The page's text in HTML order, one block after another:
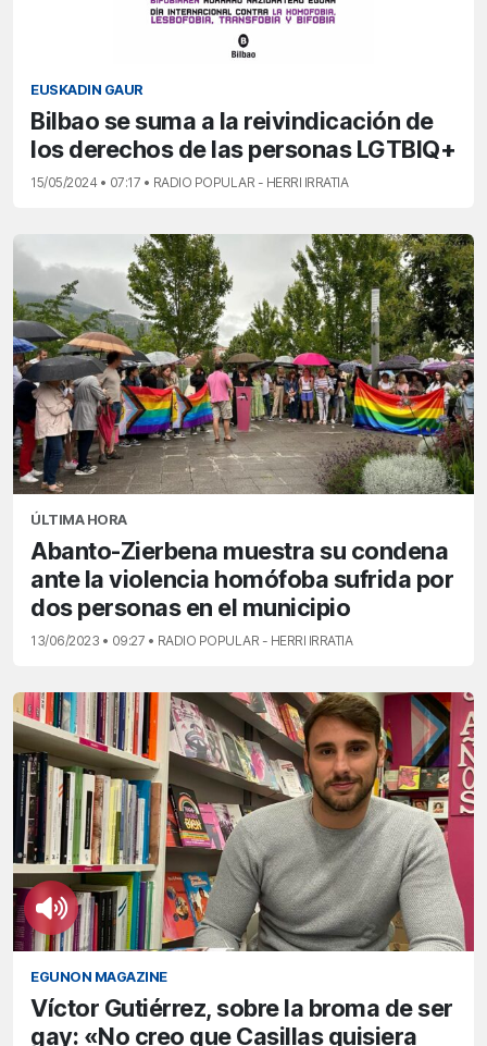
EUSKADIN GAUR
Bilbao se suma a la reivindicación de
los derechos de las personas LGTBIQ+
15/05/2024 • 07:17 • RADIO POPULAR - HERRI IRRATIA
ÚLTIMA HORA
Abanto-Zierbena muestra su condena
ante la violencia homófoba sufrida por
dos personas en el municipio
13/06/2023 • 09:27 • RADIO POPULAR - HERRI IRRATIA
EGUNON MAGAZINE
Víctor Gutiérrez, sobre la broma de ser
gay: «No creo que Casillas quisiera